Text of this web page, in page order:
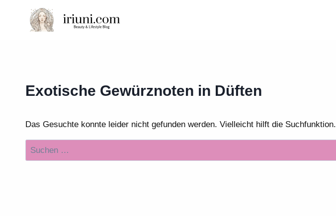
springen
Exotische Gewürznoten in Düften
Das Gesuchte konnte leider nicht gefunden werden. Vielleicht hilft die Suchfunktion.
Suchen
nach: